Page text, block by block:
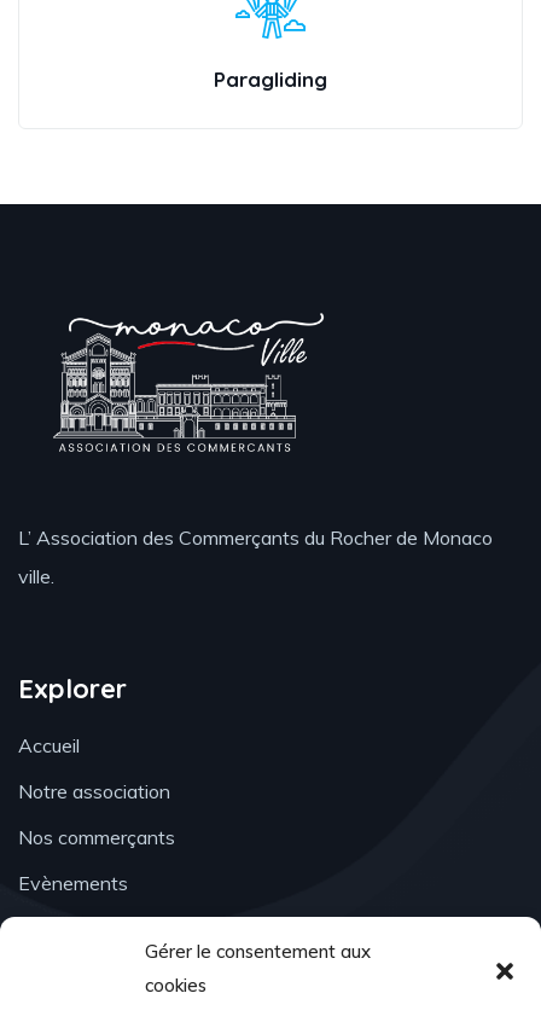
Gérer le consentement aux
cookies
Paragliding
L’ Association des Commerçants du Rocher de Monaco
ville.
Explorer
Accueil
Notre association
Nos commerçants
Evènements